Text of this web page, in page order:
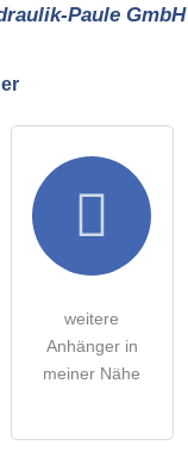
sind
Paule GmbH
weitere
Anhänger in
meiner Nähe